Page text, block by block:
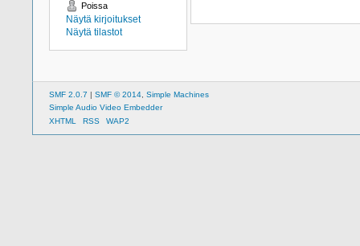
Poissa
Näytä kirjoitukset
Näytä tilastot
SMF 2.0.7 | SMF © 2014 Simple Machines
Simple Audio Video Embedder
XHTML
RSS WAP2